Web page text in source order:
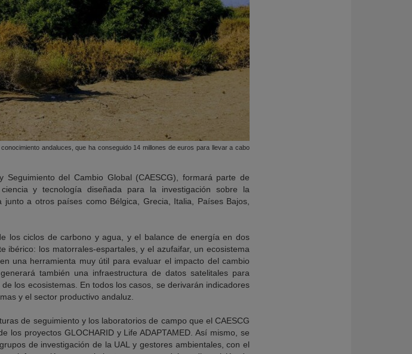
andaluces, que ha conseguido 14 millones de euros para llevar a cabo
del Cambio Global (CAESCG), formará parte de
y tecnología diseñada para la investigación sobre la
a otros países como Bélgica, Grecia, Italia, Países Bajos,
los ciclos de carbono y agua, y el balance de energía en dos
ibérico: los matorrales-espartales, y el azufaifar, un ecosistema
una herramienta muy útil para evaluar el impacto del cambio
también una infraestructura de datos satelitales para
los ecosistemas. En todos los casos, se derivarán indicadores
y el sector productivo andaluz.
de seguimiento y los laboratorios de campo que el CAESCG
los proyectos GLOCHARID y Life ADAPTAMED. Así mismo, se
de investigación de la UAL y gestores ambientales, con el